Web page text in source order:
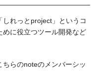
れっとproject」というコ
めに役立つツール開発など
らのnoteのメンバーシッ